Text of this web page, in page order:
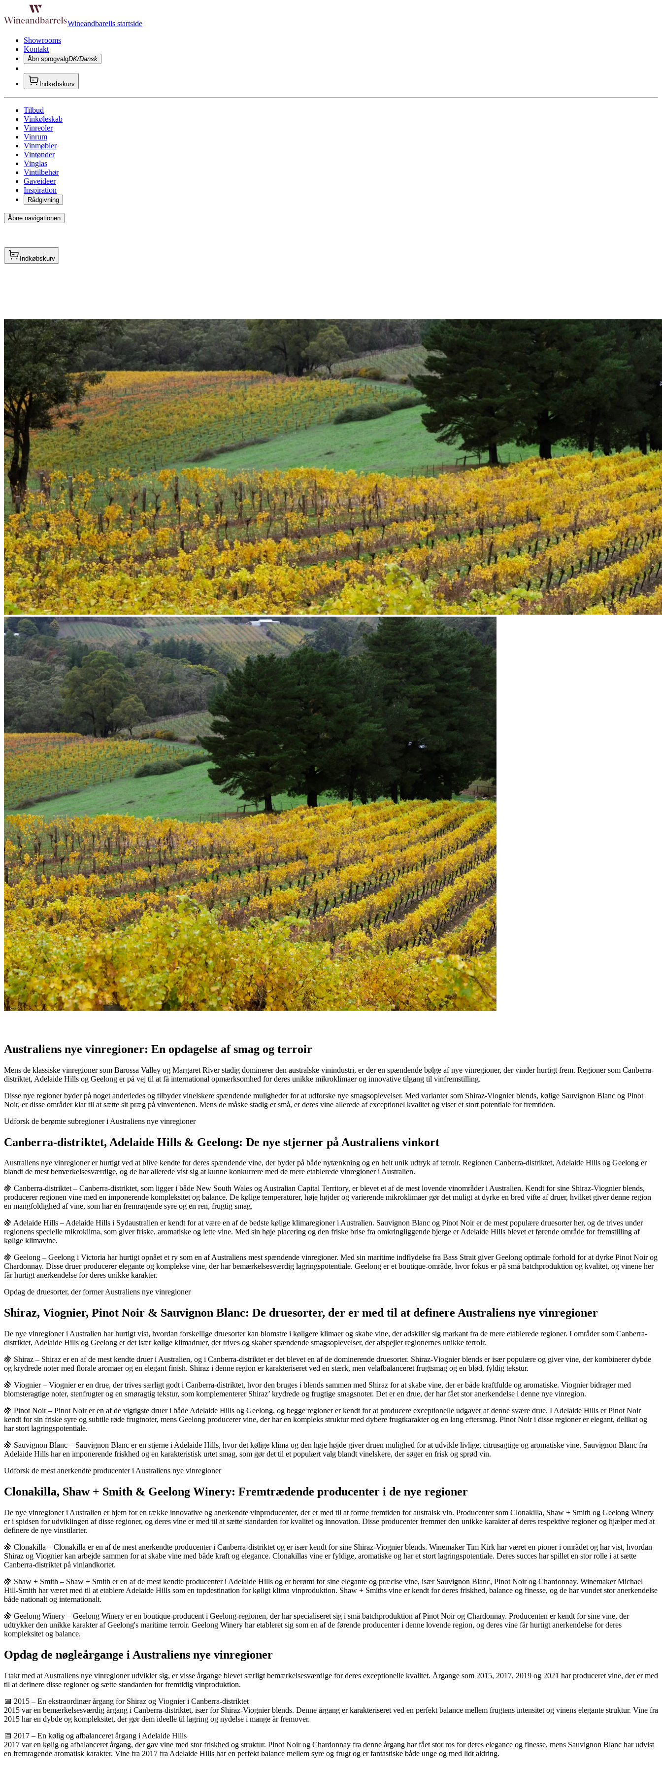
Wineandbarells startside
Showrooms
Kontakt
Åbn sprogvalgDK/Dansk
Indkøbskurv
Tilbud
Vinkøleskab
Vinreoler
Vinrum
Vinmøbler
Vintønder
Vinglas
Vintilbehør
Gaveideer
Inspiration
Rådgivning
Åbne navigationen
Indkøbskurv
Australiens nye vinregioner
Tag på opdagelse i Australiens mindre vinregioner, der hurtigt vinder anerkendelse for deres unikke vine og innovative tilgang til vinproduktion.
Australiens nye vinregioner: En opdagelse af smag og terroir
Mens de klassiske vinregioner som Barossa Valley og Margaret River stadig dominerer den australske vinindustri, er der en spændende bølge af nye vinregioner, der vinder hurtigt frem. Regioner som Canberra-
distriktet, Adelaide Hills og Geelong er på vej til at få international opmærksomhed for deres unikke mikroklimaer og innovative tilgang til vinfremstilling.
Disse nye regioner byder på noget anderledes og tilbyder vinelskere spændende muligheder for at udforske nye smagsoplevelser. Med varianter som Shiraz-Viognier blends, kølige Sauvignon Blanc og Pinot
Noir, er disse områder klar til at sætte sit præg på vinverdenen. Mens de måske stadig er små, er deres vine allerede af exceptionel kvalitet og viser et stort potentiale for fremtiden.
Udforsk de berømte subregioner i Australiens nye vinregioner
Canberra-distriktet, Adelaide Hills & Geelong: De nye stjerner på Australiens vinkort
Australiens nye vinregioner er hurtigt ved at blive kendte for deres spændende vine, der byder på både nytænkning og en helt unik udtryk af terroir. Regionen Canberra-distriktet, Adelaide Hills og Geelong er
blandt de mest bemærkelsesværdige, og de har allerede vist sig at kunne konkurrere med de mere etablerede vinregioner i Australien.
🍇 Canberra-distriktet – Canberra-distriktet, som ligger i både New South Wales og Australian Capital Territory, er blevet et af de mest lovende vinområder i Australien. Kendt for sine Shiraz-Viognier blends,
producerer regionen vine med en imponerende kompleksitet og balance. De kølige temperaturer, høje højder og varierende mikroklimaer gør det muligt at dyrke en bred vifte af druer, hvilket giver denne region
en mangfoldighed af vine, som har en fremragende syre og en ren, frugtig smag.
🍇 Adelaide Hills – Adelaide Hills i Sydaustralien er kendt for at være en af de bedste kølige klimaregioner i Australien. Sauvignon Blanc og Pinot Noir er de mest populære druesorter her, og de trives under
regionens specielle mikroklima, som giver friske, aromatiske og lette vine. Med sin høje placering og den friske brise fra omkringliggende bjerge er Adelaide Hills blevet et førende område for fremstilling af
kølige klimavine.
🍇 Geelong – Geelong i Victoria har hurtigt opnået et ry som en af Australiens mest spændende vinregioner. Med sin maritime indflydelse fra Bass Strait giver Geelong optimale forhold for at dyrke Pinot Noir og
Chardonnay. Disse druer producerer elegante og komplekse vine, der har bemærkelsesværdig lagringspotentiale. Geelong er et boutique-område, hvor fokus er på små batchproduktion og kvalitet, og vinene her
får hurtigt anerkendelse for deres unikke karakter.
Opdag de druesorter, der former Australiens nye vinregioner
Shiraz, Viognier, Pinot Noir & Sauvignon Blanc: De druesorter, der er med til at definere Australiens nye vinregioner
De nye vinregioner i Australien har hurtigt vist, hvordan forskellige druesorter kan blomstre i køligere klimaer og skabe vine, der adskiller sig markant fra de mere etablerede regioner. I områder som Canberra-
distriktet, Adelaide Hills og Geelong er det især kølige klimadruer, der trives og skaber spændende smagsoplevelser, der afspejler regionernes unikke terroir.
🍇 Shiraz – Shiraz er en af de mest kendte druer i Australien, og i Canberra-distriktet er det blevet en af de dominerende druesorter. Shiraz-Viognier blends er især populære og giver vine, der kombinerer dybde
og krydrede noter med florale aromaer og en elegant finish. Shiraz i denne region er karakteriseret ved en stærk, men velafbalanceret frugtsmag og en blød, fyldig tekstur.
🍇 Viognier – Viognier er en drue, der trives særligt godt i Canberra-distriktet, hvor den bruges i blends sammen med Shiraz for at skabe vine, der er både kraftfulde og aromatiske. Viognier bidrager med
blomsteragtige noter, stenfrugter og en smøragtig tekstur, som komplementerer Shiraz’ krydrede og frugtige smagsnoter. Det er en drue, der har fået stor anerkendelse i denne nye vinregion.
🍇 Pinot Noir – Pinot Noir er en af de vigtigste druer i både Adelaide Hills og Geelong, og begge regioner er kendt for at producere exceptionelle udgaver af denne svære drue. I Adelaide Hills er Pinot Noir
kendt for sin friske syre og subtile røde frugtnoter, mens Geelong producerer vine, der har en kompleks struktur med dybere frugtkarakter og en lang eftersmag. Pinot Noir i disse regioner er elegant, delikat og
har stort lagringspotentiale.
🍇 Sauvignon Blanc – Sauvignon Blanc er en stjerne i Adelaide Hills, hvor det kølige klima og den høje højde giver druen mulighed for at udvikle livlige, citrusagtige og aromatiske vine. Sauvignon Blanc fra
Adelaide Hills har en imponerende friskhed og en karakteristisk urtet smag, som gør det til et populært valg blandt vinelskere, der søger en frisk og sprød vin.
Udforsk de mest anerkendte producenter i Australiens nye vinregioner
Clonakilla, Shaw + Smith & Geelong Winery: Fremtrædende producenter i de nye regioner
De nye vinregioner i Australien er hjem for en række innovative og anerkendte vinproducenter, der er med til at forme fremtiden for australsk vin. Producenter som Clonakilla, Shaw + Smith og Geelong Winery
er i spidsen for udviklingen af disse regioner, og deres vine er med til at sætte standarden for kvalitet og innovation. Disse producenter fremmer den unikke karakter af deres respektive regioner og hjælper med at
definere de nye vinstilarter.
🍇 Clonakilla – Clonakilla er en af de mest anerkendte producenter i Canberra-distriktet og er især kendt for sine Shiraz-Viognier blends. Winemaker Tim Kirk har været en pioner i området og har vist, hvordan
Shiraz og Viognier kan arbejde sammen for at skabe vine med både kraft og elegance. Clonakillas vine er fyldige, aromatiske og har et stort lagringspotentiale. Deres succes har spillet en stor rolle i at sætte
Canberra-distriktet på vinlandkortet.
🍇 Shaw + Smith – Shaw + Smith er en af de mest kendte producenter i Adelaide Hills og er berømt for sine elegante og præcise vine, især Sauvignon Blanc, Pinot Noir og Chardonnay. Winemaker Michael
Hill-Smith har været med til at etablere Adelaide Hills som en topdestination for køligt klima vinproduktion. Shaw + Smiths vine er kendt for deres friskhed, balance og finesse, og de har vundet stor anerkendelse
både nationalt og internationalt.
🍇 Geelong Winery – Geelong Winery er en boutique-producent i Geelong-regionen, der har specialiseret sig i små batchproduktion af Pinot Noir og Chardonnay. Producenten er kendt for sine vine, der
udtrykker den unikke karakter af Geelong's maritime terroir. Geelong Winery har etableret sig som en af de førende producenter i denne lovende region, og deres vine får hurtigt anerkendelse for deres
kompleksitet og balance.
Opdag de nøgleårgange i Australiens nye vinregioner
I takt med at Australiens nye vinregioner udvikler sig, er visse årgange blevet særligt bemærkelsesværdige for deres exceptionelle kvalitet. Årgange som 2015, 2017, 2019 og 2021 har produceret vine, der er med
til at definere disse regioner og sætte standarden for fremtidig vinproduktion.
📅 2015 – En ekstraordinær årgang for Shiraz og Viognier i Canberra-distriktet
2015 var en bemærkelsesværdig årgang i Canberra-distriktet, især for Shiraz-Viognier blends. Denne årgang er karakteriseret ved en perfekt balance mellem frugtens intensitet og vinens elegante struktur. Vine fra
2015 har en dybde og kompleksitet, der gør dem ideelle til lagring og nydelse i mange år fremover.
📅 2017 – En kølig og afbalanceret årgang i Adelaide Hills
2017 var en kølig og afbalanceret årgang, der gav vine med stor friskhed og struktur. Pinot Noir og Chardonnay fra denne årgang har fået stor ros for deres elegance og finesse, mens Sauvignon Blanc har udvist
en fremragende aromatisk karakter. Vine fra 2017 fra Adelaide Hills har en perfekt balance mellem syre og frugt og er fantastiske både unge og med lidt aldring.